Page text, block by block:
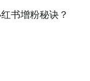
书增粉秘诀？